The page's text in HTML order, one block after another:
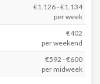
€1.126 - €1.134
per week
€402
per weekend
€592 - €600
per midweek